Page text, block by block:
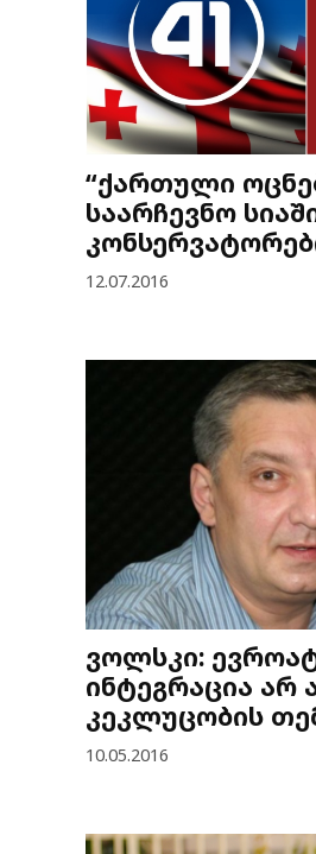
“ქართული
საარჩევნო
12.07.2016
ვოლსკი:
ინტეგრაცია არ
კეკლუცობის
10.05.2016